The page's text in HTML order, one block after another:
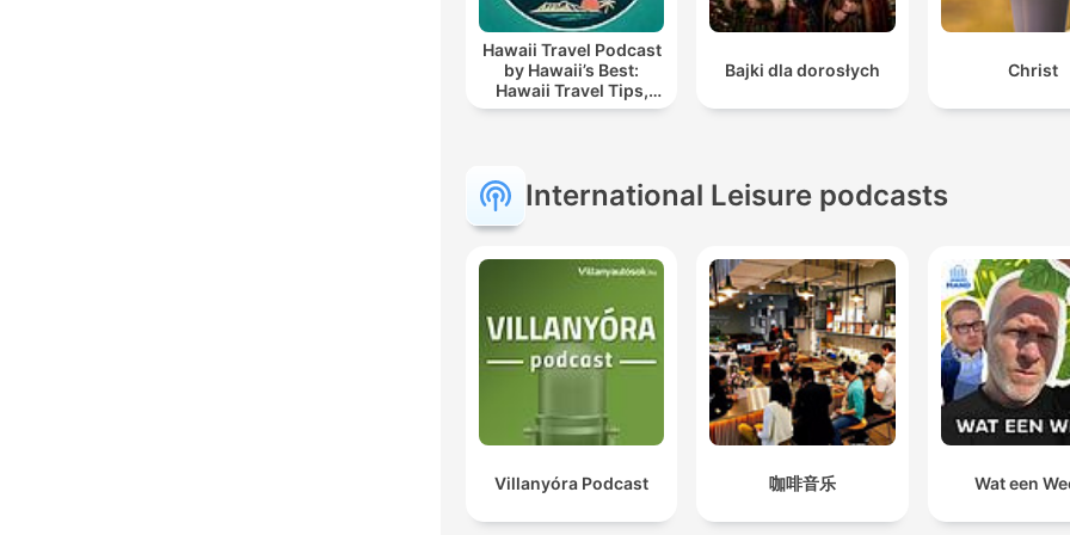
Hawaii Travel Podcast
by Hawaii’s Best:
Hawaii Travel Tips,
Things to Do in Hawaii
Bajki dla dorosłych Christ
International Leisure podcasts
Villanyóra Podcast 咖啡音乐 Wat een